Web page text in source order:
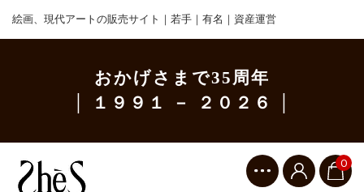
絵画、現代アートの販売サイト｜若手｜有名｜資産運営
おかげさまで35周年
│ １９９１ － ２０２６ │
0